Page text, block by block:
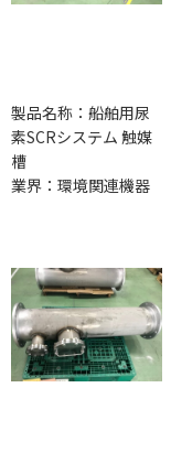
製品名称：船舶用尿
素SCRシステム 触媒
槽
業界：環境関連機器